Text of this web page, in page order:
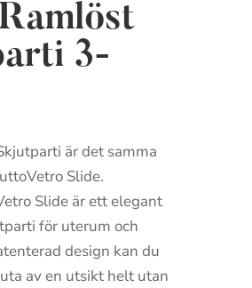
3-
är det samma
Slide.
Slide är ett elegant
för uterum och
design kan du
av en utsikt helt utan